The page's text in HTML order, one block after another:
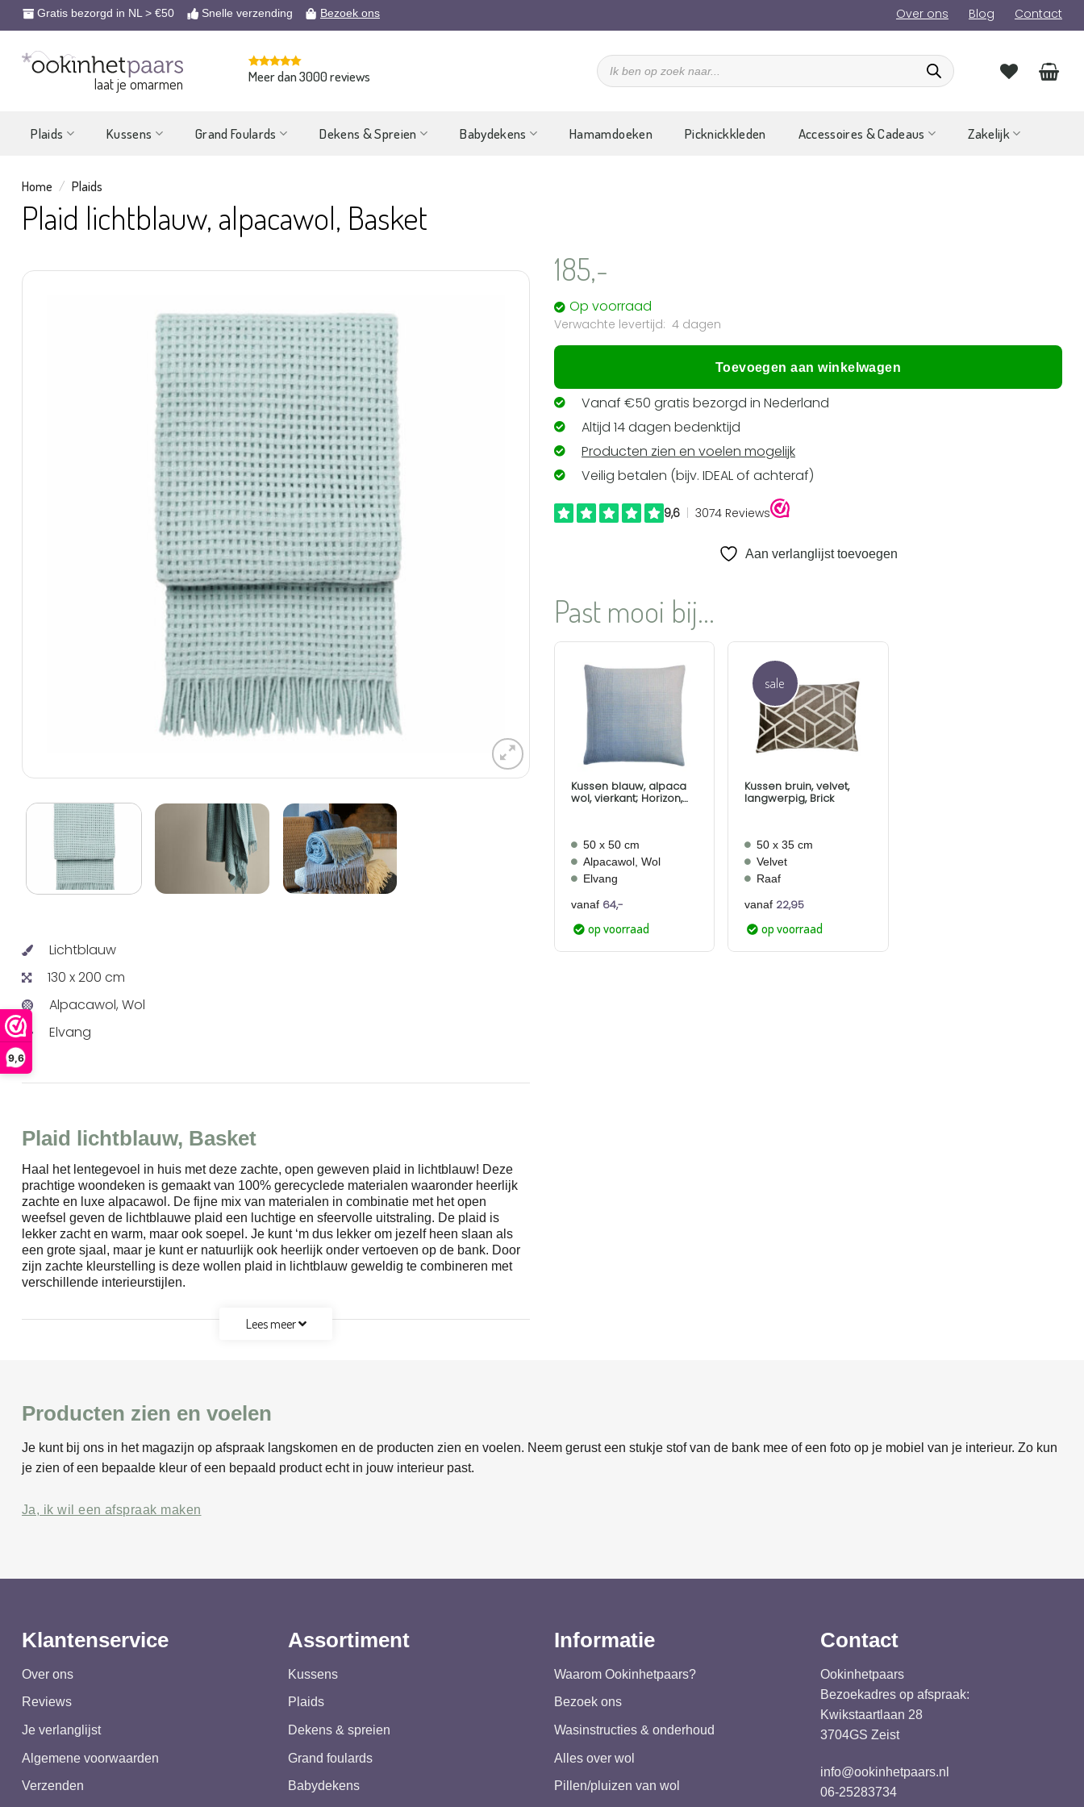
9,6
naar
inhoud
Gratis bezorgd in NL > €50 Snelle verzending Bezoek ons Over ons Blog Contact
laat je omarmen Meer dan 3000 reviews
Producten
zoeken
Plaids Kussens Grand Foulards Dekens & Spreien Babydekens Hamamdoeken Picknickkleden Accessoires & Cadeaus Zakelijk
Home / Plaids
Plaid lichtblauw, alpacawol, Basket
Lichtblauw
130 x 200 cm
Alpacawol, Wol
Elvang
Plaid lichtblauw, Basket
Haal het lentegevoel in huis met deze zachte, open geweven plaid in lichtblauw! Deze
prachtige woondeken is gemaakt van 100% gerecyclede materialen waaronder heerlijk
zachte en luxe alpacawol. De fijne mix van materialen in combinatie met het open
weefsel geven de lichtblauwe plaid een luchtige en sfeervolle uitstraling. De plaid is
lekker zacht en warm, maar ook soepel. Je kunt ‘m dus lekker om jezelf heen slaan als
een grote sjaal, maar je kunt er natuurlijk ook heerlijk onder vertoeven op de bank. Door
zijn zachte kleurstelling is deze wollen plaid in lichtblauw geweldig te combineren met
verschillende interieurstijlen.
Lees meer
185,-
Op voorraad
4 dagen
Toevoegen aan winkelwagen
Vanaf €50 gratis bezorgd in Nederland
Altijd 14 dagen bedenktijd
Producten zien en voelen mogelijk
Veilig betalen (bijv. IDEAL of achteraf)
Aan verlanglijst toevoegen
Past mooi bij...
Kussen blauw, alpaca
wol, vierkant; Horizon,
50 x 50 cm
Alpacawol, Wol
Elvang
vanaf 64,-
op voorraad
sale
Aan
verlanglijst
toevoegen
Kussen bruin, velvet,
langwerpig, Brick
50 x 35 cm
Velvet
Raaf
vanaf 22,95
op voorraad
Producten zien en voelen
Je kunt bij ons in het magazijn op afspraak langskomen en de producten zien en voelen. Neem gerust een stukje stof van de bank mee of een foto op je mobiel van je interieur. Zo kun
je zien of een bepaalde kleur of een bepaald product echt in jouw interieur past.
Ja, ik wil een afspraak maken
Klantenservice
Over ons
Reviews
Je verlanglijst
Algemene voorwaarden
Verzenden
Assortiment
Kussens
Plaids
Dekens & spreien
Grand foulards
Babydekens
Informatie
Waarom Ookinhetpaars?
Bezoek ons
Wasinstructies & onderhoud
Alles over wol
Pillen/pluizen van wol
Contact
Ookinhetpaars
Bezoekadres op afspraak:
Kwikstaartlaan 28
3704GS Zeist
info@ookinhetpaars.nl
06-25283734